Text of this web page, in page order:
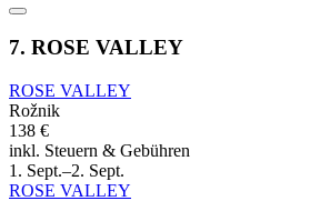
7. ROSE VALLEY
ROSE VALLEY
Rožnik
138 €
inkl. Steuern & Gebühren
1. Sept.–2. Sept.
ROSE VALLEY